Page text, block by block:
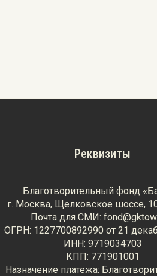
Реквизиты
Благотворительный фонд
г. Москва, Щелковское шоссе,
Почта для СМИ:
ОГРН: 1227700892990 от 21
ИНН: 9719034703
КПП: 771901001
Назначение платежа: